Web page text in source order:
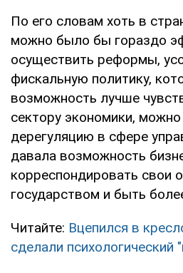
По его словам хоть в
можно было бы гораздо
осуществить реформы,
фискальную политику,
возможность лучше
сектору экономики,
дерегуляцию в сфере
давала возможность
корреспондировать свои
государством и быть
Читайте: Вцепился в
сделали